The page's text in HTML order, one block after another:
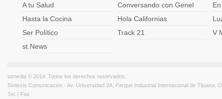
A tu Salud Conversando con Genel
Hasta la Cocina
Hola Californias
Ser Político
Track 21
V
st.News
stmedia © 2014. Todos los derechos reservados.
Síntesis Comunicación - Av. Universidad 2A, Parque Industrial Internacional de Tijuana,
Tel. | Fax